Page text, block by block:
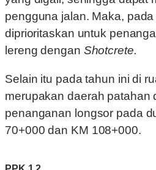
pengguna jalan. Maka, pada
diprioritaskan untuk
lereng dengan Shotcrete.
Selain itu pada tahun ini di
merupakan daerah patahan
penanganan longsor pada
70+000 dan KM 108+000.